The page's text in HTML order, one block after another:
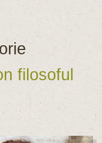
filosoful